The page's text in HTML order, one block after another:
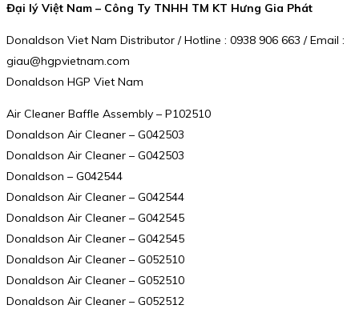
Đại lý Việt Nam – Công Ty TNHH TM KT Hưng Gia Phát
Donaldson Viet Nam Distributor / Hotline : 0938 906 663 / Email :
giau@hgpvietnam.com
Donaldson HGP Viet Nam
Air Cleaner Baffle Assembly – P102510
Donaldson Air Cleaner – G042503
Donaldson Air Cleaner – G042503
Donaldson – G042544
Donaldson Air Cleaner – G042544
Donaldson Air Cleaner – G042545
Donaldson Air Cleaner – G042545
Donaldson Air Cleaner – G052510
Donaldson Air Cleaner – G052510
Donaldson Air Cleaner – G052512